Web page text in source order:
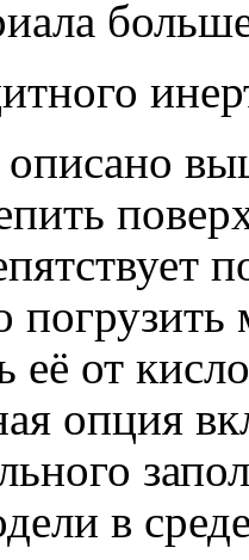
погрузить
её от
опция
в